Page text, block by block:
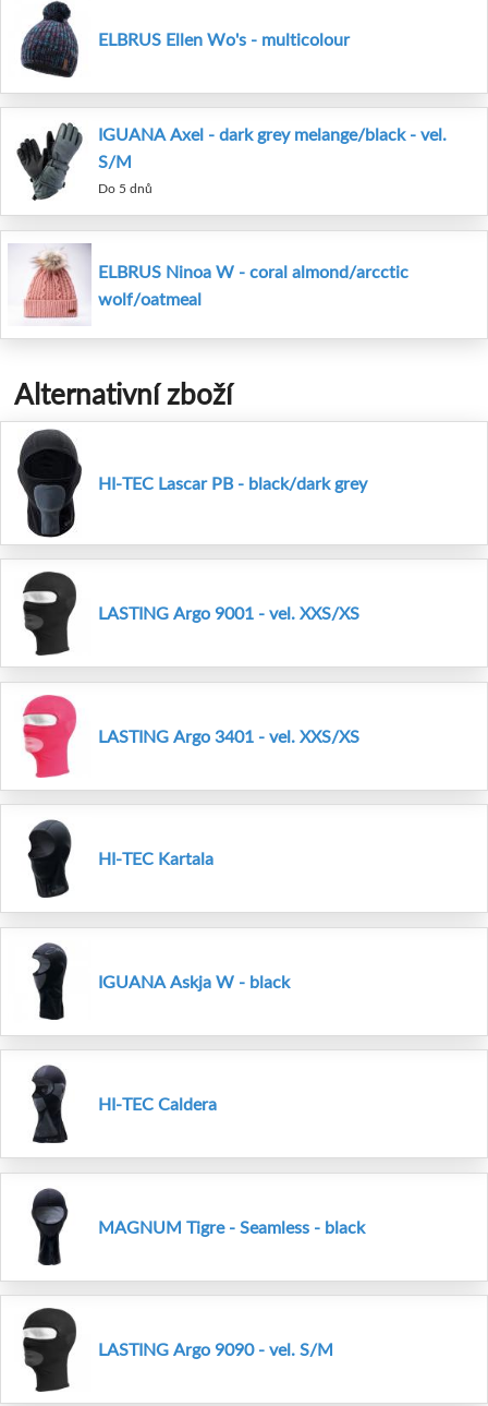
ELBRUS Ellen Wo's - multicolour
IGUANA Axel - dark grey melange/black - vel.
S/M
Do 5 dnů
ELBRUS Ninoa W - coral almond/arcctic
wolf/oatmeal
Alternativní zboží
HI-TEC Lascar PB - black/dark grey
LASTING Argo 9001 - vel. XXS/XS
LASTING Argo 3401 - vel. XXS/XS
HI-TEC Kartala
IGUANA Askja W - black
HI-TEC Caldera
MAGNUM Tigre - Seamless - black
LASTING Argo 9090 - vel. S/M